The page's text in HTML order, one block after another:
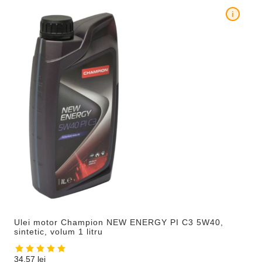
Ulei motor Champion NEW ENERGY PI C3 5W40,
sintetic, volum 1 litru
i
34,57 lei